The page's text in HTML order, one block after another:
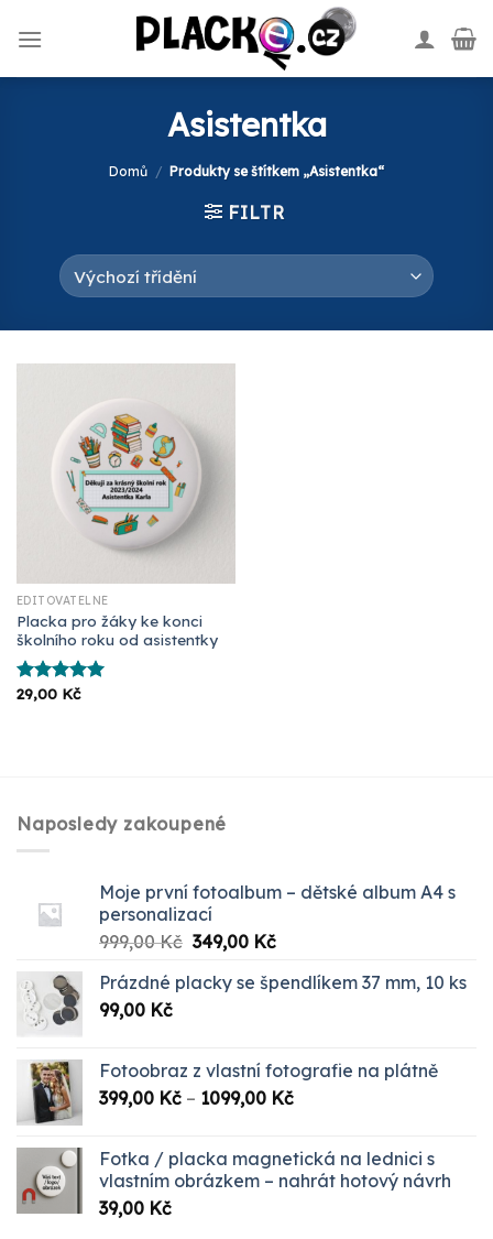
Asistentka
Domů / Produkty se štítkem „Asistentka“
FILTR
EDITOVATELNÉ
Placka pro žáky ke konci
školního roku od asistentky
Hodnocení
29,00 Kč
Naposledy zakoupené
Moje první fotoalbum – dětské album A4 s
personalizací
999,00Kč Původní
byla:
349,00 KčAktuální
je:
Prázdné placky se špendlíkem 37 mm, 10 ks
99,00 Kč
Fotoobraz z vlastní fotografie na plátně
399,00 Kč – 1099,00 KčRozpětí
až
1099,00 Kč
Fotka / placka magnetická na lednici s
vlastním obrázkem – nahrát hotový návrh
39,00 Kč